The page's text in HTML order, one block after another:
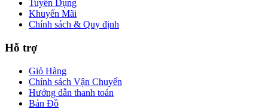
Tuyển Dụng
Khuyến Mãi
Chính sách & Quy định
Hỗ trợ
Giỏ Hàng
Chính sách Vận Chuyển
Hướng dẫn thanh toán
Bản Đồ